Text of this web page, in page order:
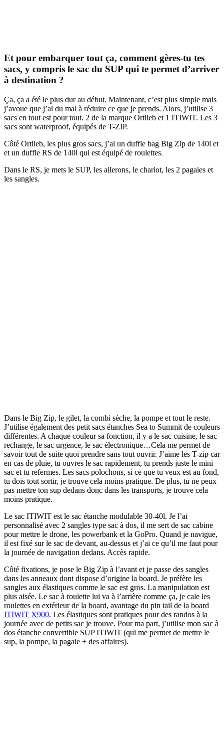
Et pour embarquer tout ça, comment gères-tu tes
sacs, y compris le sac du SUP qui te permet d’arriver
à destination ?
Ça, ça a été le plus dur au début. Maintenant, c’est plus simple mais
j’avoue que j’ai du mal à réduire ce que je prends. Alors, j’utilise 3
sacs en tout est pour tout. 2 de la marque Ortlieb et 1 ITIWIT. Les 3
sacs sont waterproof, équipés de T-ZIP.
Côté Ortlieb, les plus gros sacs, j’ai un duffle bag Big Zip de 140l et
et un duffle RS de 140l qui est équipé de roulettes.
Dans le RS, je mets le SUP, les ailerons, le chariot, les 2 pagaies et
les sangles.
Dans le Big Zip, le gilet, la combi sèche, la pompe et tout le reste.
J’utilise également des petit sacs étanches Sea to Summit de couleurs
différentes. A chaque couleur sa fonction, il y a le sac cuisine, le sac
rechange, le sac urgence, le sac électronique…Cela me permet de
savoir tout de suite quoi prendre sans tout ouvrir. J’aime les T-zip car
en cas de pluie, tu ouvres le sac rapidement, tu prends juste le mini
sac et tu refermes. Les sacs polochons, si ce que tu veux est au fond,
tu dois tout sortir, je trouve cela moins pratique. De plus, tu ne peux
pas mettre ton sup dedans donc dans les transports, je trouve cela
moins pratique.
Le sac ITIWIT est le sac étanche modulable 30-40l. Je l’ai
personnalisé avec 2 sangles type sac à dos, il me sert de sac cabine
pour mettre le drone, les powerbank et la GoPro. Quand je navigue,
il est fixé sur le sac de devant, au-dessus et j’ai ce qu’il me faut pour
la journée de navigation dedans. Accès rapide.
Côté fixations, je pose le Big Zip à l’avant et je passe des sangles
dans les anneaux dont dispose d’origine la board. Je préfère les
sangles aux élastiques comme le sac est gros. La manipulation est
plus aisée. Le sac à roulette lui va à l’arrière comme ça, je cale les
roulettes en extérieur de la board, avantage du pin tail de la board
ITIWIT X900. Les élastiques sont pratiques pour des randos à la
journée avec de petits sac je trouve. Pour ma part, j’utilise mon sac à
dos étanche convertible SUP ITIWIT (qui me permet de mettre le
sup, la pompe, la pagaie + des affaires).